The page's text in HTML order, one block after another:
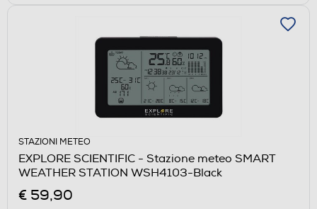
STAZIONI METEO
EXPLORE SCIENTIFIC - Stazione meteo SMART
WEATHER STATION WSH4103-Black
€ 59,90